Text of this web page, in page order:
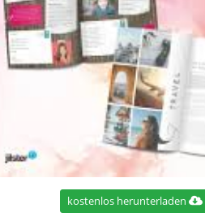
kostenlos herunterladen